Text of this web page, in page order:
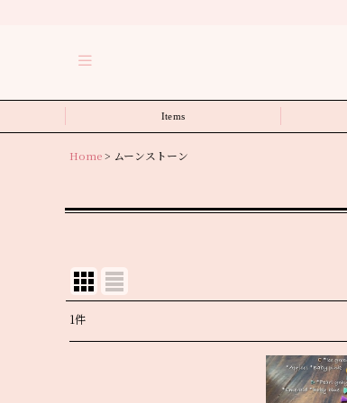
Items
Home> ムーンストーン
1件